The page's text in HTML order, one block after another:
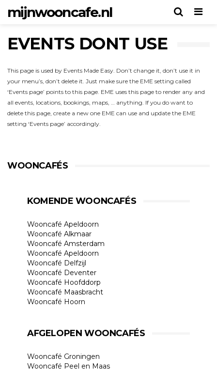
mijnwooncafe.nl
EVENTS DONT USE
This page is used by Events Made Easy. Don’t change it, don’t use it in
your menu’s, don’t delete it. Just make sure the EME setting called
‘Events page’ points to this page. EME uses this page to render any and
all events, locations, bookings, maps, … anything. If you do want to
delete this page, create a new one EME can use and update the EME
setting ‘Events page’ accordingly.
WOONCAFÉS
KOMENDE WOONCAFÉS
Wooncafé Apeldoorn
Wooncafé Alkmaar
Wooncafé Amsterdam
Wooncafé Apeldoorn
Wooncafé Delfzijl
Wooncafé Deventer
Wooncafé Hoofddorp
Wooncafé Maasbracht
Wooncafé Hoorn
AFGELOPEN WOONCAFÉS
Wooncafé Groningen
Wooncafé Peel en Maas